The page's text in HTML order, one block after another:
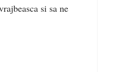
si sa ne